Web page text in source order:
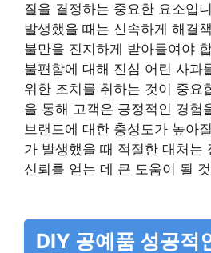
질을 결정하는 중요한 요소입
발생했을 때는 신속하게 해결
불만을 진지하게 받아들여야
불편함에 대해 진심 어린 사과
위한 조치를 취하는 것이 중요
을 통해 고객은 긍정적인 경험
브랜드에 대한 충성도가 높아
가 발생했을 때 적절한 대처는
신뢰를 얻는 데 큰 도움이 될
DIY 공예품 성공적